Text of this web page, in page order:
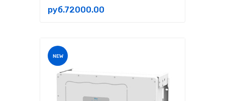
руб.72000.00
NEW